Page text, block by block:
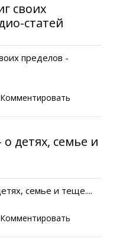
своих
статей
пределов -
детях, семье и
семье и теще....